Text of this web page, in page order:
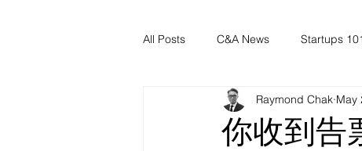
All Posts C&A News Startups
你收到告
Raymond Chak May